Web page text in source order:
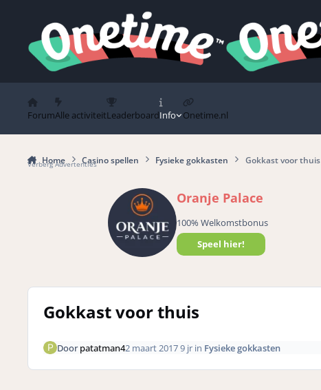
ForumAlle activiteitLeaderboardInfo Onetime.nl
Home Casino spellen Fysieke gokkasten Gokkast voor thuis
Verberg Advertenties
Oranje Palace
100% Welkomstbonus
Speel hier!
Gokkast voor thuis
Doorpatatman42 maart 20179 jrin Fysieke gokkasten